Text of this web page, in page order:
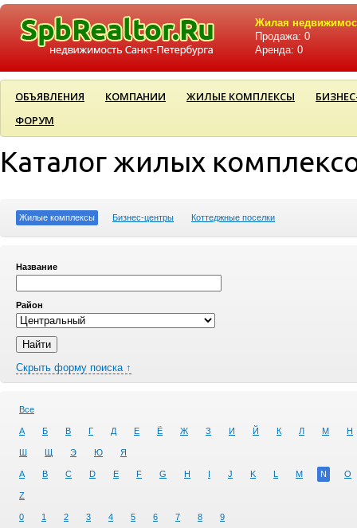
Жилая
Продажа: 0
Аренда: 0
ОБЪЯВЛЕНИЯ КОМПАНИИ ЖИЛЫЕ КОМПЛЕКСЫ
ФОРУМ
Каталог жилых
Жилые комплексы Бизнес-центры Коттеджные поселки
Название
Район
Скрыть форму поиска ↑
Все
А Б В Г Д Е Ё Ж З И Й К Л М Н
Ш Щ Э Ю Я
A B C D E F G H I J K L M N O
Z
0 1 2 3 4 5 6 7 8 9